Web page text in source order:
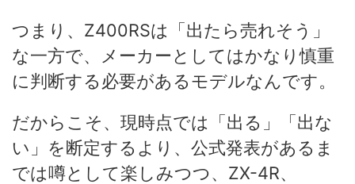
つまり、Z400RSは「出たら売れそう」
な一方で、メーカーとしてはかなり慎重
に判断する必要があるモデルなんです。
だからこそ、現時点では「出る」「出な
い」を断定するより、公式発表があるま
では噂として楽しみつつ、ZX-4R、